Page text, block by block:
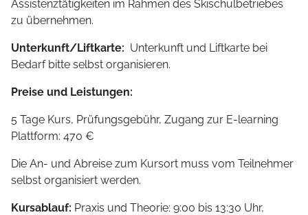
Assistenztätigkeiten im Rahmen des Skischulbetriebes
zu übernehmen.
Unterkunft/Liftkarte: Unterkunft und Liftkarte bei
Bedarf bitte selbst organisieren.
Preise und Leistungen:
5 Tage Kurs, Prüfungsgebühr, Zugang zur E-learning
Plattform: 470 €
Die An- und Abreise zum Kursort muss vom Teilnehmer
selbst organisiert werden.
Kursablauf: Praxis und Theorie: 9:00 bis 13:30 Uhr,